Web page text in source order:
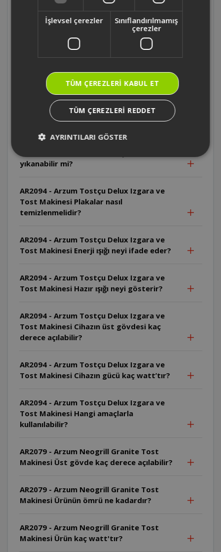
AR2094 - Arzum Tostçu Delux Izgara ve
Tost Makinesi İlk kullanımda neden duman
çıkabilir?
yüzeylerden uzak tutulmalıdır?
AR2094 - Arzum Tostçu Delux Izgara ve
Tost Makinesi Cihaz suya daldırılabilir mi?
AR2094 - Arzum Tostçu Delux Izgara ve
yıkanabilir mi?
AR2094 - Arzum Tostçu Delux Izgara ve
Tost Makinesi Plakalar nasıl
temizlenmelidir?
AR2094 - Arzum Tostçu Delux Izgara ve
Tost Makinesi Enerji ışığı neyi ifade eder?
AR2094 - Arzum Tostçu Delux Izgara ve
Tost Makinesi Hazır ışığı neyi gösterir?
AR2094 - Arzum Tostçu Delux Izgara ve
Tost Makinesi Cihazın üst gövdesi kaç
derece açılabilir?
AR2094 - Arzum Tostçu Delux Izgara ve
Tost Makinesi Cihazın gücü kaç watt’tır?
AR2094 - Arzum Tostçu Delux Izgara ve
Tost Makinesi Hangi amaçlarla
kullanılabilir?
AR2079 - Arzum Neogrill Granite Tost
Makinesi Üst gövde kaç derece açılabilir?
AR2079 - Arzum Neogrill Granite Tost
Makinesi Ürünün ömrü ne kadardır?
AR2079 - Arzum Neogrill Granite Tost
Makinesi Ürün kaç watt'tır?
İşlevsel çerezler
Sınıflandırılmamış
çerezler
TÜM ÇEREZLERI KABUL ET
TÜM ÇEREZLERI REDDET
AYRINTILARI GÖSTER